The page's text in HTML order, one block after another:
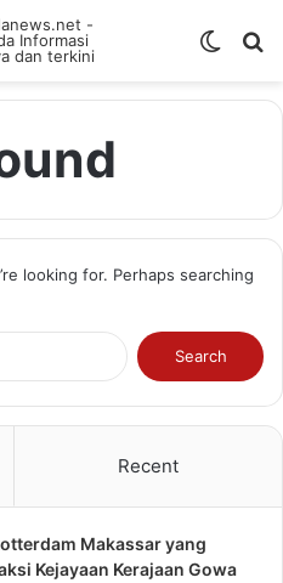
Switch
looking for. Perhaps searching
Search
for:
Recent
Makassar yang
Kejayaan Kerajaan Gowa